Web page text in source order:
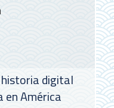
digital
América